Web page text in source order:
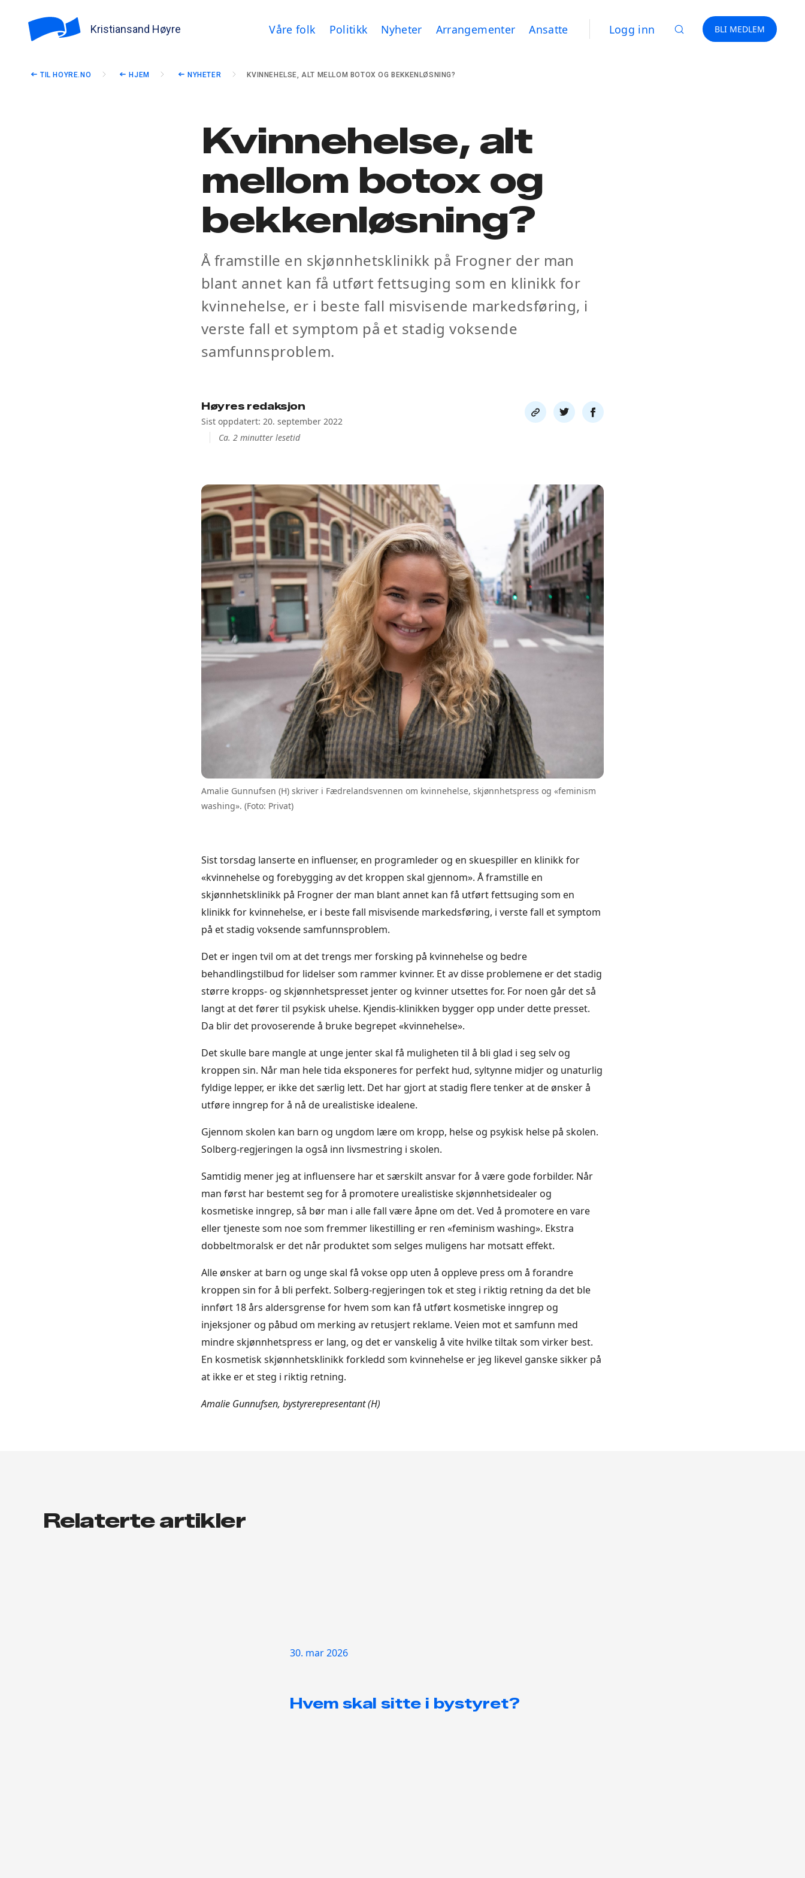
Kristiansand Høyre Våre folk Politikk Nyheter Arrangementer Ansatte Logg inn BLI MEDLEM
TIL HOYRE.NO HJEM NYHETER KVINNEHELSE, ALT MELLOM BOTOX OG BEKKENLØSNING?
Kvinnehelse, alt
mellom botox og
bekkenløsning?
Å framstille en skjønnhetsklinikk på Frogner der man
blant annet kan få utført fettsuging som en klinikk for
kvinnehelse, er i beste fall misvisende markedsføring, i
verste fall et symptom på et stadig voksende
samfunnsproblem.
Høyres redaksjon
Sist oppdatert: 20. september 2022
Ca. 2 minutter lesetid
Del
link
Del
på
Del
på
Amalie Gunnufsen (H) skriver i Fædrelandsvennen om kvinnehelse, skjønnhetspress og «feminism
washing». (Foto: Privat)
Sist torsdag lanserte en influenser, en programleder og en skuespiller en klinikk for
«kvinnehelse og forebygging av det kroppen skal gjennom». Å framstille en
skjønnhetsklinikk på Frogner der man blant annet kan få utført fettsuging som en
klinikk for kvinnehelse, er i beste fall misvisende markedsføring, i verste fall et symptom
på et stadig voksende samfunnsproblem.
Det er ingen tvil om at det trengs mer forsking på kvinnehelse og bedre
behandlingstilbud for lidelser som rammer kvinner. Et av disse problemene er det stadig
større kropps- og skjønnhetspresset jenter og kvinner utsettes for. For noen går det så
langt at det fører til psykisk uhelse. Kjendis-klinikken bygger opp under dette presset.
Da blir det provoserende å bruke begrepet «kvinnehelse».
Det skulle bare mangle at unge jenter skal få muligheten til å bli glad i seg selv og
kroppen sin. Når man hele tida eksponeres for perfekt hud, syltynne midjer og unaturlig
fyldige lepper, er ikke det særlig lett. Det har gjort at stadig flere tenker at de ønsker å
utføre inngrep for å nå de urealistiske idealene.
Gjennom skolen kan barn og ungdom lære om kropp, helse og psykisk helse på skolen.
Solberg-regjeringen la også inn livsmestring i skolen.
Samtidig mener jeg at influensere har et særskilt ansvar for å være gode forbilder. Når
man først har bestemt seg for å promotere urealistiske skjønnhetsidealer og
kosmetiske inngrep, så bør man i alle fall være åpne om det. Ved å promotere en vare
eller tjeneste som noe som fremmer likestilling er ren «feminism washing». Ekstra
dobbeltmoralsk er det når produktet som selges muligens har motsatt effekt.
Alle ønsker at barn og unge skal få vokse opp uten å oppleve press om å forandre
kroppen sin for å bli perfekt. Solberg-regjeringen tok et steg i riktig retning da det ble
innført 18 års aldersgrense for hvem som kan få utført kosmetiske inngrep og
injeksjoner og påbud om merking av retusjert reklame. Veien mot et samfunn med
mindre skjønnhetspress er lang, og det er vanskelig å vite hvilke tiltak som virker best.
En kosmetisk skjønnhetsklinikk forkledd som kvinnehelse er jeg likevel ganske sikker på
at ikke er et steg i riktig retning.
Amalie Gunnufsen, bystyrerepresentant (H)
Relaterte artikler
30. mar 2026
Hvem skal sitte i bystyret?